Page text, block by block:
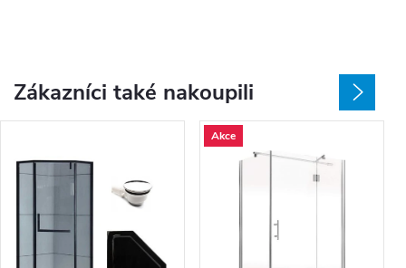
Zákazníci také nakoupili
Akce